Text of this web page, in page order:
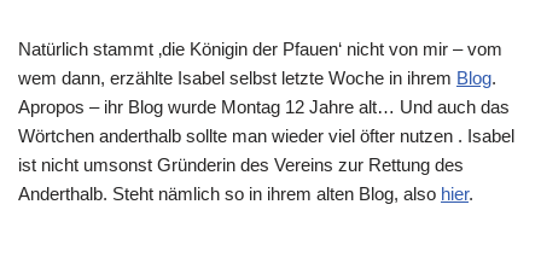
Natürlich stammt ‚die Königin der Pfauen‘ nicht von mir – vom
wem dann, erzählte Isabel selbst letzte Woche in ihrem Blog.
Apropos – ihr Blog wurde Montag 12 Jahre alt… Und auch das
Wörtchen anderthalb sollte man wieder viel öfter nutzen . Isabel
ist nicht umsonst Gründerin des Vereins zur Rettung des
Anderthalb. Steht nämlich so in ihrem alten Blog, also hier.